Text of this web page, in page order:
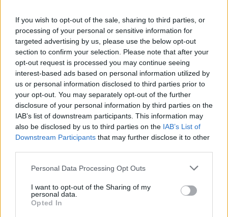
If you wish to opt-out of the sale, sharing to third parties, or
processing of your personal or sensitive information for
targeted advertising by us, please use the below opt-out
section to confirm your selection. Please note that after your
opt-out request is processed you may continue seeing
interest-based ads based on personal information utilized by
us or personal information disclosed to third parties prior to
your opt-out. You may separately opt-out of the further
disclosure of your personal information by third parties on the
IAB’s list of downstream participants. This information may
also be disclosed by us to third parties on the IAB’s List of
Downstream Participants that may further disclose it to other
Please note that this website/app uses one or more Google
not limited to your visit or usage behaviour. You may click to
grant or deny consent to Google and its third-party tags to
use your data for below specified purposes in below Google
Personal Data Processing Opt Outs
I want to opt-out of the Sharing of my
personal data.
Opted In
Απειλές Κίνας σε ΗΠΑ: «Αν δεν πατήσετε φρένο, δεν
μπορεί να αποφευχθεί η σύγκρουση»
Σκληρές δηλώσεις του Κινέζου υπουργού
Εξωτερικών μετά την υπόθεση με το κατασκοπευτικό
μπαλόνι
07.03.2023, 17:39 1